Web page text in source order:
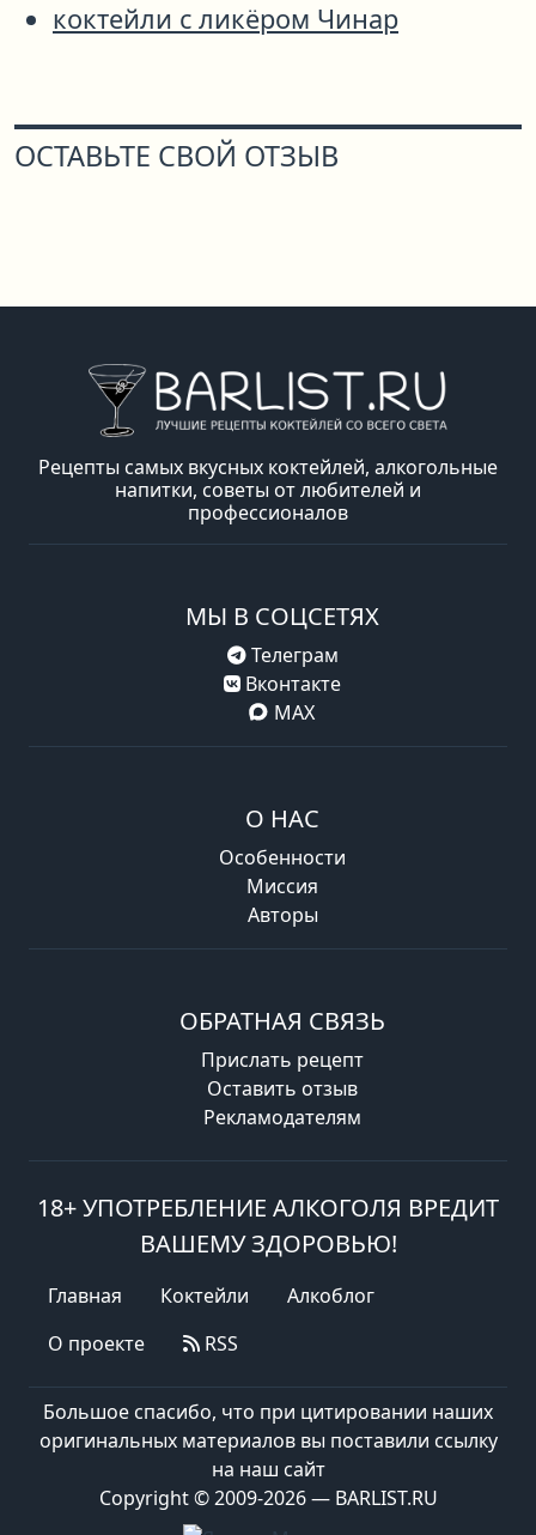
коктейли с ликёром Чинар
ОСТАВЬТЕ СВОЙ ОТЗЫВ
Рецепты самых вкусных коктейлей, алкогольные
напитки, советы от любителей и
профессионалов
МЫ В СОЦСЕТЯХ
Телеграм
Вконтакте
MAX
О НАС
Особенности
Миссия
Авторы
ОБРАТНАЯ СВЯЗЬ
Прислать рецепт
Оставить отзыв
Рекламодателям
18+ УПОТРЕБЛЕНИЕ АЛКОГОЛЯ ВРЕДИТ
ВАШЕМУ ЗДОРОВЬЮ!
Главная Коктейли
Алкоблог
О проекте
RSS
Большое спасибо, что при цитировании наших
оригинальных материалов вы поставили ссылку
на наш сайт
Copyright © 2009-2026 — BARLIST.RU